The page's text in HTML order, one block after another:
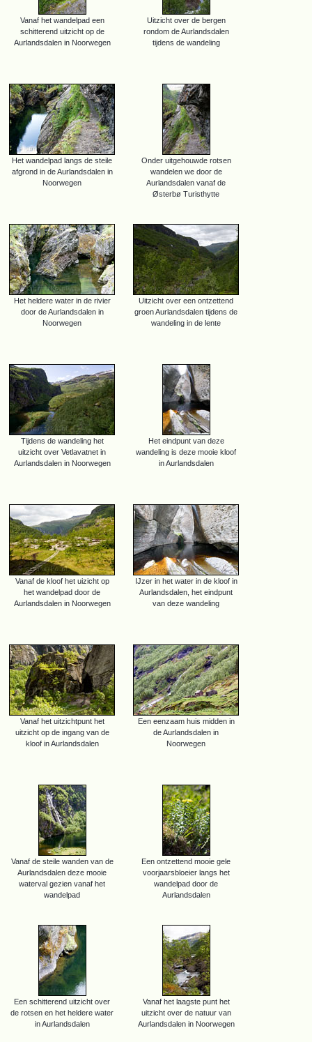
Vanaf het wandelpad een
schitterend uitzicht op de
Aurlandsdalen in Noorwegen
Uitzicht over de bergen
rondom de Aurlandsdalen
tijdens de wandeling
Het wandelpad langs de steile
afgrond in de Aurlandsdalen in
Noorwegen
Onder uitgehouwde rotsen
wandelen we door de
Aurlandsdalen vanaf de
Østerbø Turisthytte
Het heldere water in de rivier
door de Aurlandsdalen in
Noorwegen
Uitzicht over een ontzettend
groen Aurlandsdalen tijdens de
wandeling in de lente
Tijdens de wandeling het
uitzicht over Vetlavatnet in
Aurlandsdalen in Noorwegen
Het eindpunt van deze
wandeling is deze mooie kloof
in Aurlandsdalen
Vanaf de kloof het uizicht op
het wandelpad door de
Aurlandsdalen in Noorwegen
IJzer in het water in de kloof in
Aurlandsdalen, het eindpunt
van deze wandeling
Vanaf het uitzichtpunt het
uitzicht op de ingang van de
kloof in Aurlandsdalen
Een eenzaam huis midden in
de Aurlandsdalen in
Noorwegen
Vanaf de steile wanden van de
Aurlandsdalen deze mooie
waterval gezien vanaf het
wandelpad
Een ontzettend mooie gele
voorjaarsbloeier langs het
wandelpad door de
Aurlandsdalen
Een schitterend uitzicht over
de rotsen en het heldere water
in Aurlandsdalen
Vanaf het laagste punt het
uitzicht over de natuur van
Aurlandsdalen in Noorwegen